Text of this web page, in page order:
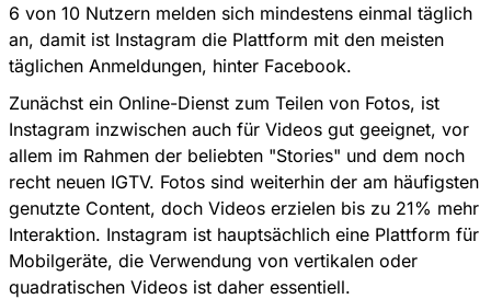
6 von 10 Nutzern melden sich mindestens einmal täglich
an, damit ist Instagram die Plattform mit den meisten
täglichen Anmeldungen, hinter Facebook.
Zunächst ein Online-Dienst zum Teilen von Fotos, ist
Instagram inzwischen auch für Videos gut geeignet, vor
allem im Rahmen der beliebten "Stories" und dem noch
recht neuen IGTV. Fotos sind weiterhin der am häufigsten
genutzte Content, doch Videos erzielen bis zu 21% mehr
Interaktion. Instagram ist hauptsächlich eine Plattform für
Mobilgeräte, die Verwendung von vertikalen oder
quadratischen Videos ist daher essentiell.